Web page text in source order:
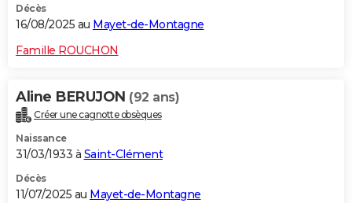
Décès
16/08/2025 au Mayet-de-Montagne
Famille ROUCHON
Aline BERUJON (92 ans)
Créer une cagnotte obsèques
Naissance
31/03/1933 à Saint-Clément
Décès
11/07/2025 au Mayet-de-Montagne